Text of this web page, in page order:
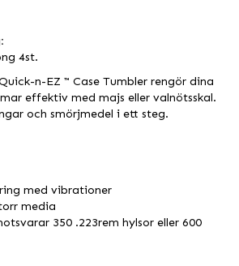
4st.
n-EZ ™ Case Tumbler rengör dina
effektiv med majs eller valnötsskal.
och smörjmedel i ett steg.
med vibrationer
media
350 .223rem hylsor eller 600